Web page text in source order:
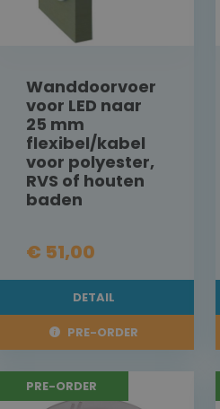
Wanddoorvoer
voor LED naar
25 mm
flexibel/kabel
voor polyester,
RVS of houten
baden
€ 51,00
DETAIL
PRE-ORDER
PRE-ORDER